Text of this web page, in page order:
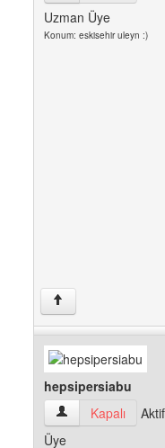
Uzman Üye
Konum: eskisehir uleyn :)
↑
hepsipersiabu
hepsipersiabu
Kapalı
Aktif
Üye